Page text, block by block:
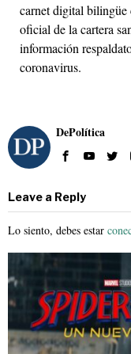
carnet digital
oficial de la cartera
información
coronavirus.
DePolítica
Leave a Reply
Lo siento, debes estar